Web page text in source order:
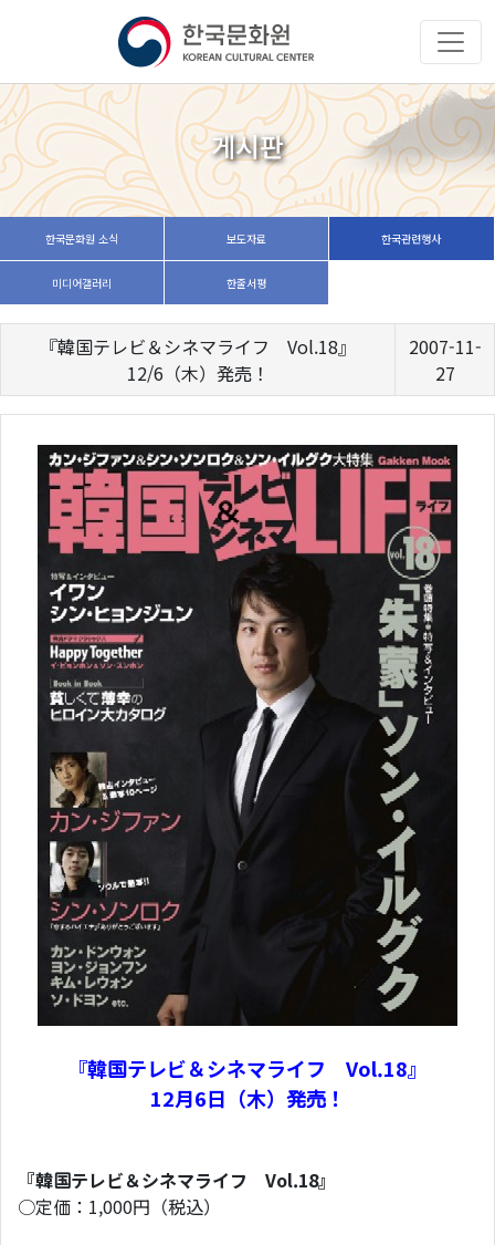
게시판
한국문화원 소식 보도자료 한국관련행사
미디어갤러리 한줄서평
『韓国テレビ＆シネマライフ Vol.18』
12/6（木）発売！
2007-11-
27
『韓国テレビ＆シネマライフ Vol.18』
12月6日（木）発売！
『韓国テレビ＆シネマライフ Vol.18』
○定価：1,000円（税込）